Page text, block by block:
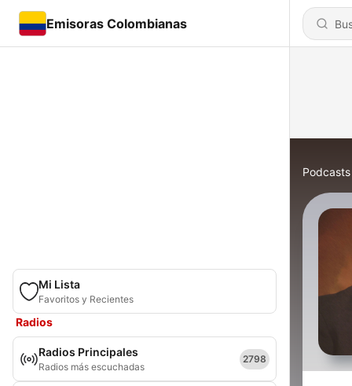
Emisoras Colombianas
Mi Lista
Favoritos y Recientes
Radios
Radios Principales
Radios más escuchadas
2798
Podcasts